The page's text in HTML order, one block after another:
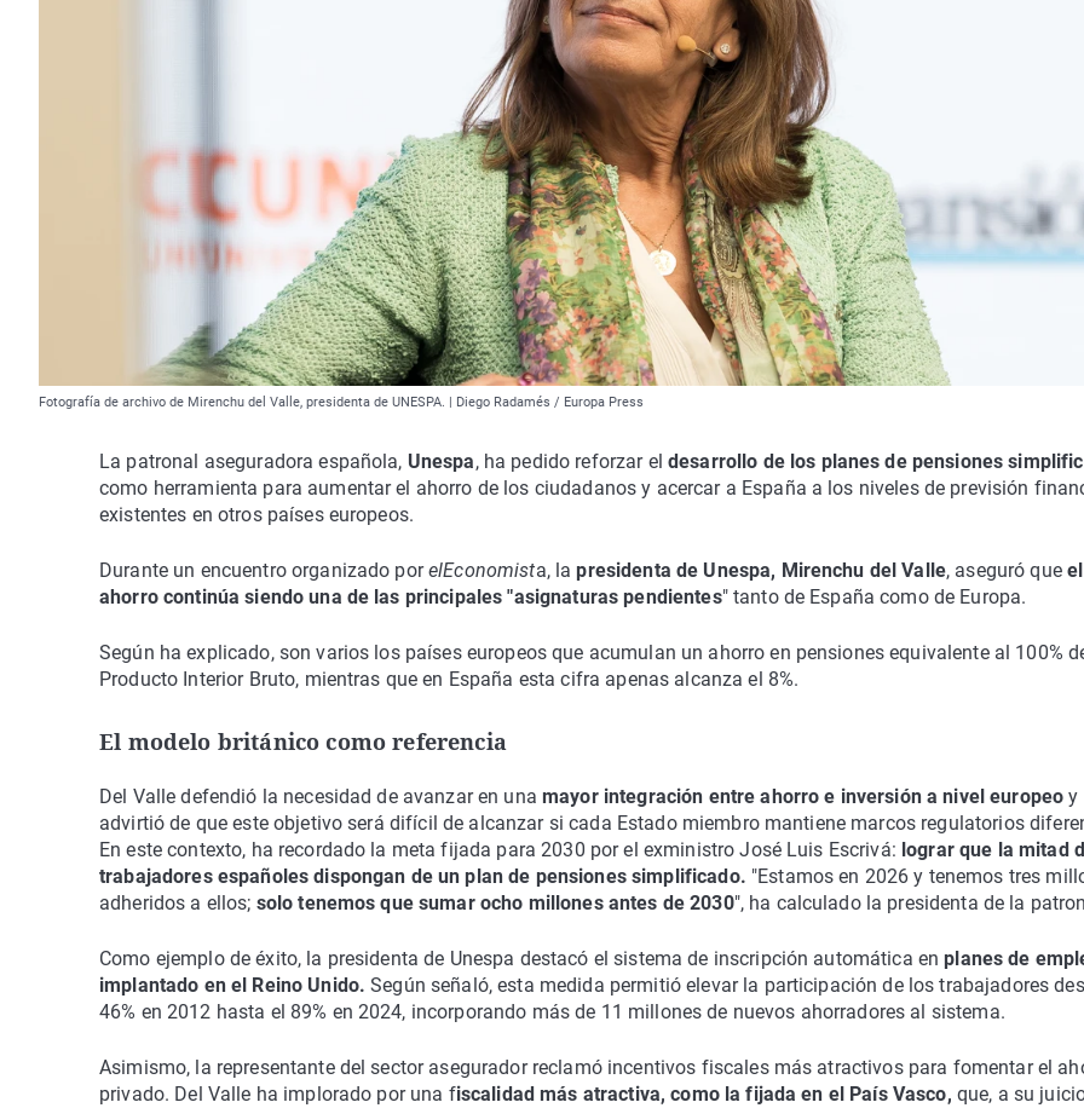
Fotografía de archivo de Mirenchu del Valle, presidenta de UNESPA. | Diego Radamés / Europa Press
La patronal aseguradora española, Unespa, ha pedido reforzar el desarrollo de los planes de pensiones
como herramienta para aumentar el ahorro de los ciudadanos y acercar a España a los niveles de previsión
existentes en otros países europeos.
Durante un encuentro organizado porelEconomista, lapresidenta de Unespa, Mirenchu del Valle, aseguró queel
ahorro continúa siendo una de las principales "asignaturas pendientes" tanto de España como de Europa.
Según ha explicado, son varios los países europeos que acumulan un ahorro en pensiones equivalente al 100%
Producto Interior Bruto, mientras que en España esta cifra apenas alcanza el 8%.
El modelo británico como referencia
Del Valle defendió la necesidad de avanzar en una mayor integración entre ahorro e inversión a nivel europeo y
advirtió de que este objetivo será difícil de alcanzar si cada Estado miembro mantiene marcos regulatorios
En este contexto, ha recordado la meta fijada para 2030 por el exministro José Luis Escrivá: lograr que la mitad
trabajadores españoles dispongan de un plan de pensiones simplificado. "Estamos en 2026 y tenemos tres
adheridos a ellos; solo tenemos que sumar ocho millones antes de 2030", ha calculado la presidenta de la
Como ejemplo de éxito, la presidenta de Unespa destacó el sistema de inscripción automática enplanes de
implantado en el Reino Unido. Según señaló, esta medida permitió elevar la participación de los trabajadores
46% en 2012 hasta el 89% en 2024, incorporando más de 11 millones de nuevos ahorradores al sistema.
Asimismo, la representante del sector asegurador reclamó incentivos fiscales más atractivos para fomentar el
privado. Del Valle ha implorado por una fiscalidad más atractiva, como la fijada en el País Vasco, que, a su